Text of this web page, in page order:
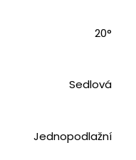
20°
Sedlová
Jednopodlažní